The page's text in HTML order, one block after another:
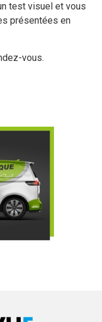
test visuel et vous
présentées en
vous.